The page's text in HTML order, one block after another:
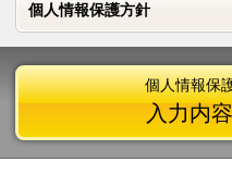
個人情報保護方針
個人情報保護方針
個人情報保
入力内